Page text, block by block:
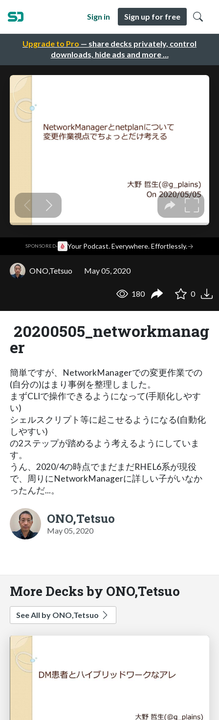
Upgrade to Pro — share decks privately, control
downloads, hide ads and more …
Sign in Sign up for free
SPONSORED· Your Podcast. Everywhere. Effortlessly.→
ONO,Tetsuo May 05, 2020
180 0
20200505_networkmanag
er
簡単ですが、NetworkManagerでの変更作業での
(自分の)はまり事例を整理しました。
まずCLIで操作できるようになって(手順化しやす
い)
シェルスクリプト等に起こせるようになる(自動化
しやすい)
の2ステップが踏めるよう考えるようにしていま
す。
うん、2020/4の時点でまだまだRHEL6系が現役
で、周りにNetworkManagerに詳しい子がいなか
ったんだ...。
ONO,Tetsuo
May 05, 2020
More Decks by ONO,Tetsuo
See All by ONO,Tetsuo